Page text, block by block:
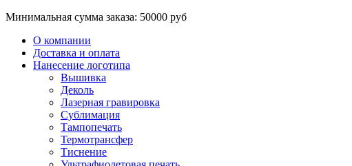
Минимальная сумма заказа: 50000 руб
О компании
Доставка и оплата
Нанесение логотипа
Вышивка
Деколь
Лазерная гравировка
Сублимация
Тампопечать
Термотрансфер
Тиснение